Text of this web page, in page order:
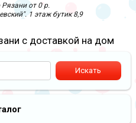
от 0 р.
1 этаж бутик 8,9
с доставкой на дом